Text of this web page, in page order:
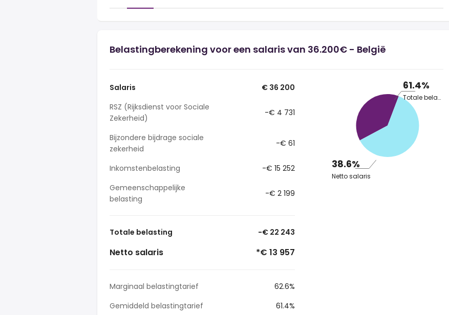
Belastingberekening voor een salaris van 36.200€ - België
Salaris
€ 36 200
RSZ (Rijksdienst voor Sociale
Zekerheid)
-€ 4 731
Bijzondere bijdrage sociale
zekerheid
-€ 61
Inkomstenbelasting
-€ 15 252
Gemeenschappelijke
belasting
-€ 2 199
Totale belasting -€ 22 243
Netto salaris *€ 13 957
Marginaal belastingtarief
62.6%
Gemiddeld belastingtarief
61.4%
61.4%
Totale belasting
38.6%
Netto salaris